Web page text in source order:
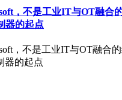
，不是工业IT与OT融合
器的起点
，不是工业IT与OT融合
器的起点